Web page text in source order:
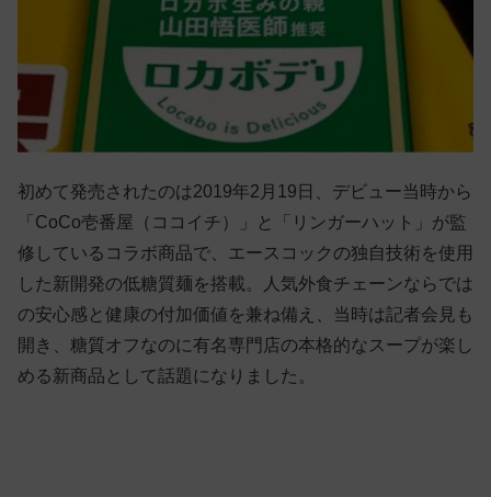
初めて発売されたのは2019年2月19日、デビュー当時から
「CoCo壱番屋（ココイチ）」と「リンガーハット」が監
修しているコラボ商品で、エースコックの独自技術を使用
した新開発の低糖質麺を搭載。人気外食チェーンならでは
の安心感と健康の付加価値を兼ね備え、当時は記者会見も
開き、糖質オフなのに有名専門店の本格的なスープが楽し
める新商品として話題になりました。